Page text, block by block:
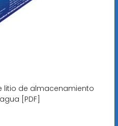
litio de almacenamiento
[PDF]